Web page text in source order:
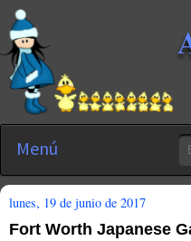
Menú
lunes, 19 de junio de 2017
Fort Worth Japanese